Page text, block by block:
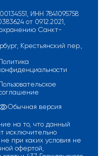
ИНН 7841095758
от 09.12.2021,
Санкт-
Крестьянский пер.,
Политика
Обычная версия
на то, что данный
исключительно
при каких условия не
офертой,